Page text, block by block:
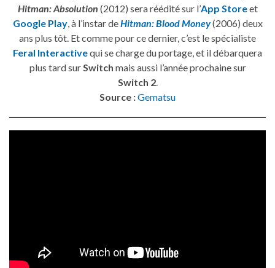
Hitman: Absolution (2012) sera réédité sur l’App Storeet
Google Play, à l’instar deHitman: Blood Money(2006) deux
ans plus tôt. Et comme pour ce dernier, c’est le spécialiste
Feral Interactivequi se charge du portage, et il débarquera
plus tard surSwitch mais aussi l’année prochaine sur
Switch 2.
Source :Gematsu